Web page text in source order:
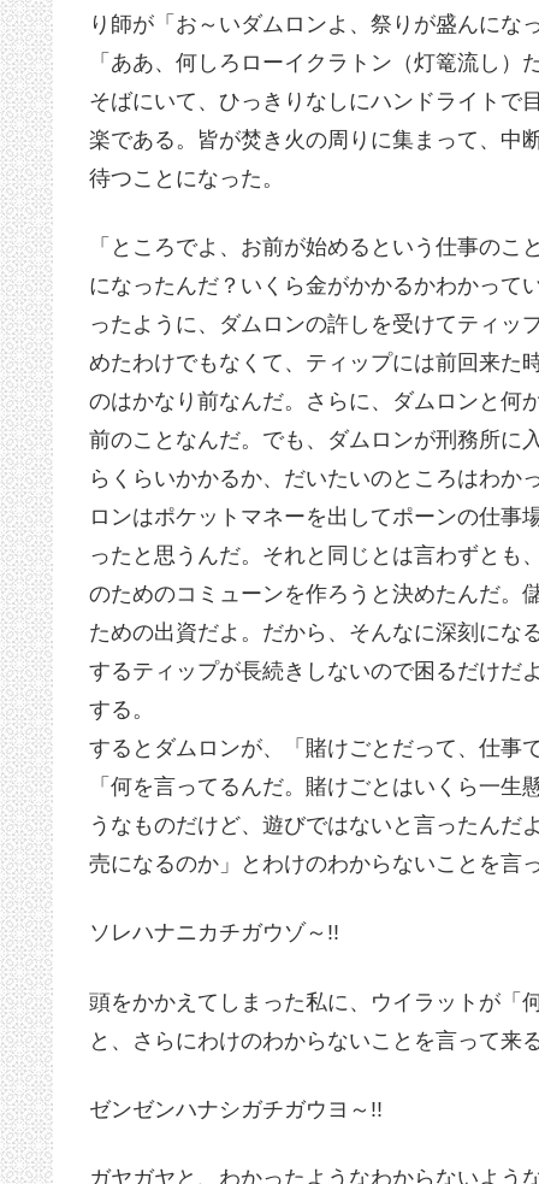
り師が「お～いダムロンよ、祭りが盛んに
「ああ、何しろローイクラトン（灯篭流し
そばにいて、ひっきりなしにハンドライトで
楽である。皆が焚き火の周りに集まって、中
待つことになった。
「ところでよ、お前が始めるという仕事の
になったんだ？いくら金がかかるかわかって
ったように、ダムロンの許しを受けてティッ
めたわけでもなくて、ティップには前回来た
のはかなり前なんだ。さらに、ダムロンと何
前のことなんだ。でも、ダムロンが刑務所に
らくらいかかるか、だいたいのところはわか
ロンはポケットマネーを出してポーンの仕事
ったと思うんだ。それと同じとは言わずとも
のためのコミューンを作ろうと決めたんだ。
ための出資だよ。だから、そんなに深刻にな
するティップが長続きしないので困るだけだ
する。
するとダムロンが、「賭けごとだって、仕事
「何を言ってるんだ。賭けごとはいくら一
うなものだけど、遊びではないと言ったんだ
売になるのか」とわけのわからないことを言
ソレハナニカチガウゾ～!!
頭をかかえてしまった私に、ウイラットが「
と、さらにわけのわからないことを言って来
ゼンゼンハナシガチガウヨ～!!
ガヤガヤと、わかったようなわからないよう